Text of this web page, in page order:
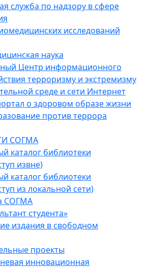
служба по надзору в сфере
исследований
наука
Центр информационного
терроризму и экстремизму
среде и сети Интернет
о здоровом образе жизни
против террора
СОГМА
каталог библиотеки
извне)
каталог библиотеки
из локальной сети)
СОГМА
студента»
издания в свободном
проекты
инновационная